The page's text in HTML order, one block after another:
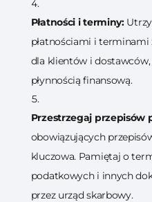
Płatności i terminy:
płatnościami i terminami
dla klientów i
płynnością finansową.
Przestrzegaj przepisów
obowiązujących
kluczowa. Pamiętaj o
podatkowych i innych
przez urząd skarbowy.